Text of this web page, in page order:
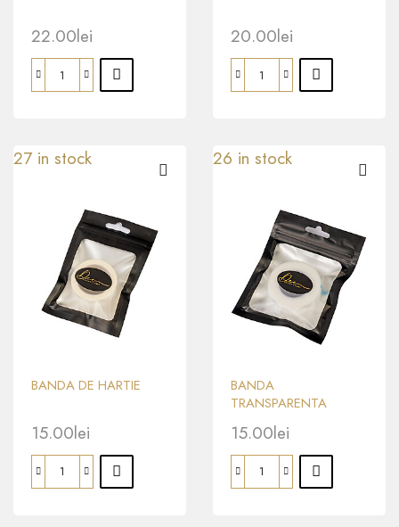
22.00lei 20.00lei
27 in stock
BANDA DE HARTIE
15.00lei
26 in stock
BANDA
TRANSPARENTA
15.00lei